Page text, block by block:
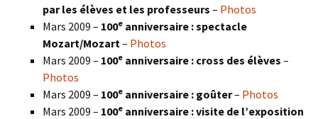
par les élèves et les professeurs – Photos
Mars 2009 – 100e anniversaire : spectacle
Mozart/Mozart – Photos
Mars 2009 – 100e anniversaire : cross des élèves –
Photos
Mars 2009 – 100e anniversaire : goûter– Photos
Mars 2009 – 100e anniversaire : visite de l’exposition